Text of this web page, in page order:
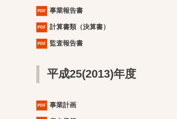
事業報告書
計算書類（決算書）
監査報告書
平成25(2013)年度
事業計画